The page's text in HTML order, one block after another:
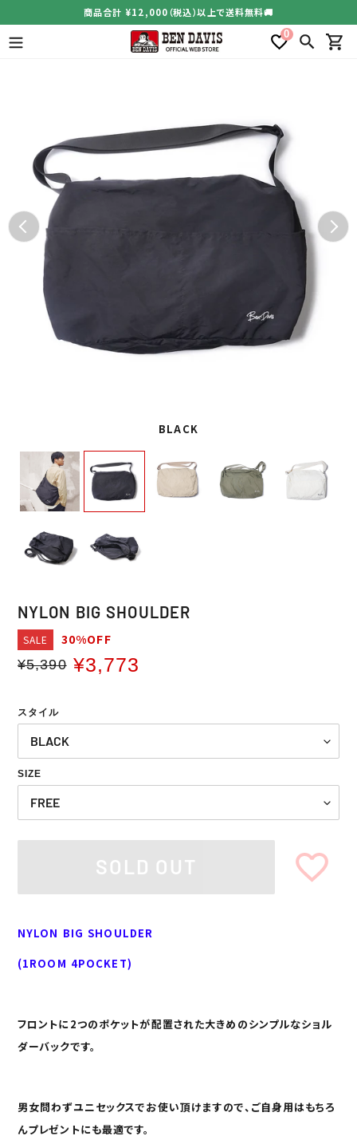
ン
テ
商品合計 ¥12,000（税込）以上で送料無料🚚
0
検索 カ
BLACK
NYLON BIG SHOULDER
SALE 30%OFF
通
価
¥5,390
販
¥3,773
スタイル
SIZE
SOLD OUT
NYLON BIG SHOULDER
(1ROOM 4POCKET)
フロントに2つのポケットが配置された大きめのシンプルなショル
ダーバックです。
男女問わずユニセックスでお使い頂けますので、ご自身用はもちろ
んプレゼントにも最適です。